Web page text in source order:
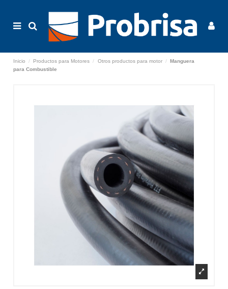
Inicio Productos para Motores Otros productos para motor
Manguera
para Combustible